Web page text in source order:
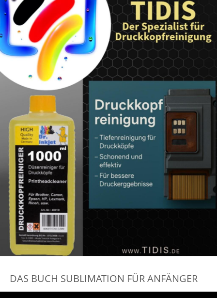
DAS BUCH SUBLIMATION FÜR ANFÄNGER